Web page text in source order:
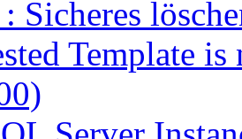
Sicheres
Template